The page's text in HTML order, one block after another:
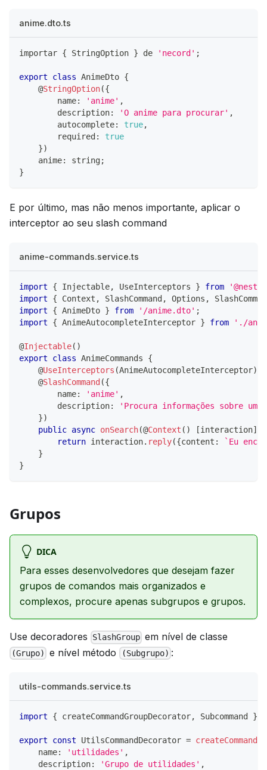
anime.dto.ts
importar { StringOption } de 'necord' ;
export class AnimeDto {
@StringOption({
        name
: 'anime' ,
        description
: 'O anime para procurar' ,
        autocomplete
: true,
        required
:
true
})
    anime
: string;
}
E por último, mas não menos importante, aplicar o
interceptor ao seu slash command
anime-commands.service.ts
import { Injectable, UseInterceptors } from
import
{ Context , SlashCommand , Options ,
import
{ AnimeDto } from '/anime.dto' ;
import
{ AnimeAutocompleteInterceptor } from './
@Injectable( )
export
class AnimeCommands
{
@UseInterceptors (AnimeAutocompleteInterceptor)
@SlashCommand ({
        name
: 'anime' ,
        description
:
'Procura informações sobre um
})
public async onSearch(@Context ( ) [interaction]
return interaction. reply({content : ` Eu
}
}
Grupos
DICA
Para esses desenvolvedores que desejam fazer
grupos de comandos mais organizados e
complexos, procure apenas subgrupos e grupos.
Use decoradores SlashGroup em nível de classe
(Grupo) e nível método (Subgrupo) :
utils-commands.service.ts
import { createCommandGroupDecorator, Subcommand }
export const UtilsCommandDecorator =
    name
: 'utilidades' ,
    description
: 'Grupo de utilidades' ,